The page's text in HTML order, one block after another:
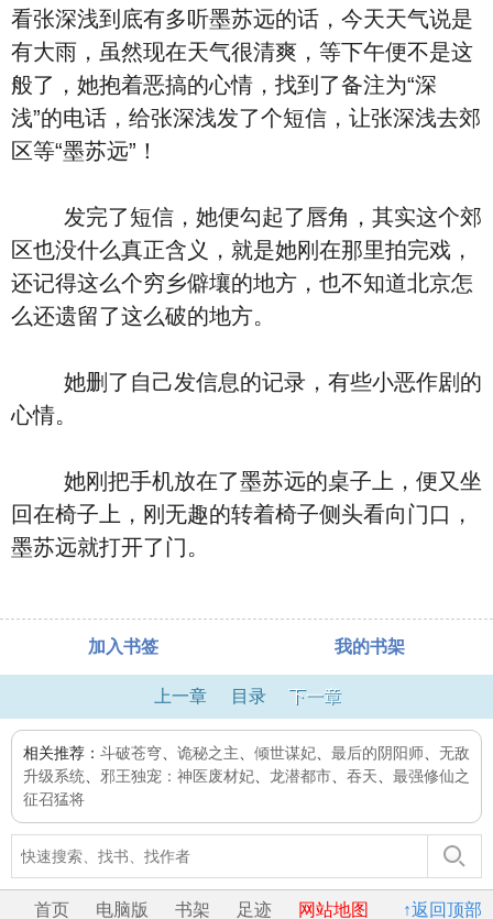
看张深浅到底有多听墨苏远的话，今天天气说是
有大雨，虽然现在天气很清爽，等下午便不是这
般了，她抱着恶搞的心情，找到了备注为“深
浅”的电话，给张深浅发了个短信，让张深浅去郊
区等“墨苏远”！
发完了短信，她便勾起了唇角，其实这个郊
区也没什么真正含义，就是她刚在那里拍完戏，
还记得这么个穷乡僻壤的地方，也不知道北京怎
么还遗留了这么破的地方。
她删了自己发信息的记录，有些小恶作剧的
心情。
她刚把手机放在了墨苏远的桌子上，便又坐
回在椅子上，刚无趣的转着椅子侧头看向门口，
墨苏远就打开了门。
加入书签 我的书架
上一章 目录 下一章
相关推荐： 斗破苍穹 诡秘之主 倾世谋妃 最后的阴阳师
无敌
升级系统
邪王独宠：神医废材妃 龙潜都市 吞天
最强修仙之
征召猛将
↑返回顶部
首页 电脑版 书架 足迹 网站地图